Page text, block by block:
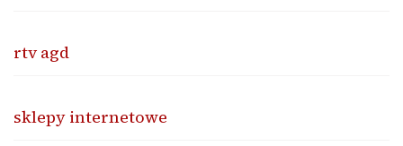
rtv agd
sklepy internetowe